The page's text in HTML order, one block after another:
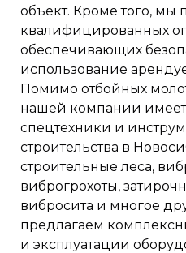
объект. Кроме того, мы
квалифицированных
обеспечивающих
использование
Помимо отбойных
нашей компании
спецтехники и
строительства в
строительные леса,
виброгрохоты,
вибросита и многое
предлагаем
и эксплуатации